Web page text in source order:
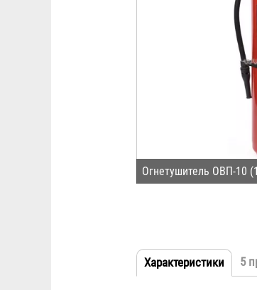
Огнетушитель ОВП-10
Табы
Характеристики 5